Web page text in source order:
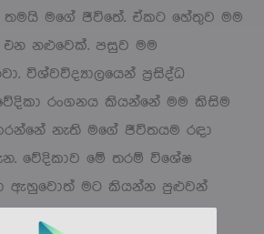
මගේ ජීවිතේ. ඒකට හේතුව මම
එන නළුවෙක්. පසුව මම
විශ්වවිද්‍යාලයෙන් ප්‍රසිද්ධ
රංගනය කියන්නේ මම කිසිම
නැති මගේ ජීවිතයම රඳා
වේදිකාව මේ තරම් විශේෂ
ඇහුවොත් මට කියන්න පුළුවන්
වේදිකාවෙන්. නළුවකුගේ